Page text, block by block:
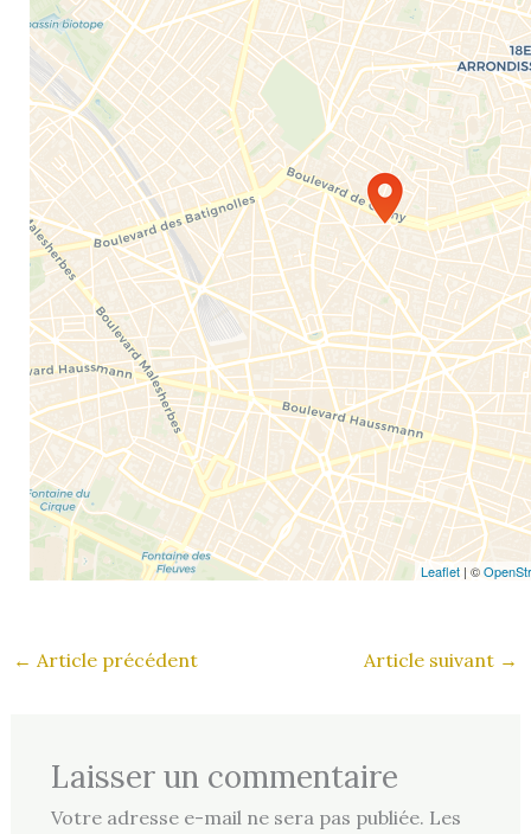
Travelers' Map is loading...
If you see this after your page is loaded
leafletJS files are missing.
Leaflet| ©
← Article précédent Article suivant →
Laisser un commentaire
Votre adresse e-mail ne sera pas publiée. Les